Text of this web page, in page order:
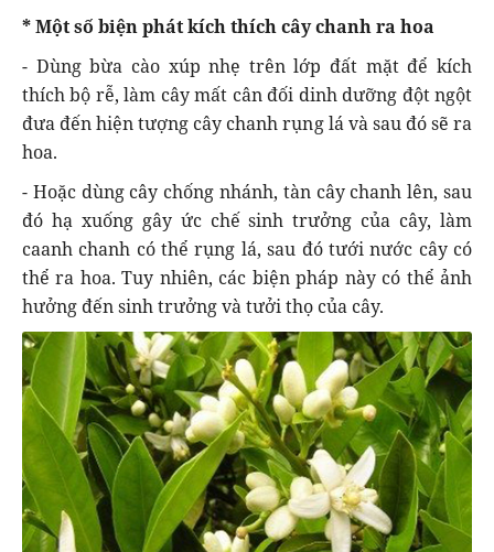
* Một số biện phát kích thích cây chanh ra hoa
- Dùng bừa cào xúp nhẹ trên lớp đất mặt để kích
thích bộ rễ, làm cây mất cân đối dinh dưỡng đột ngột
đưa đến hiện tượng cây chanh rụng lá và sau đó sẽ ra
hoa.
- Hoặc dùng cây chống nhánh, tàn cây chanh lên, sau
đó hạ xuống gây ức chế sinh trưởng của cây, làm
caanh chanh có thể rụng lá, sau đó tưới nước cây có
thể ra hoa. Tuy nhiên, các biện pháp này có thể ảnh
hưởng đến sinh trưởng và tưởi thọ của cây.